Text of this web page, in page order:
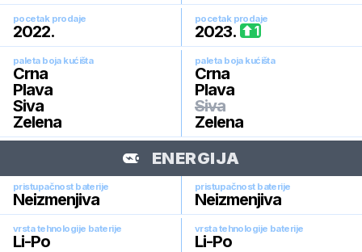
pocetak prodaje
2022.
pocetak prodaje
2023. 1
paleta boja kućišta
Crna
Plava
Siva
Zelena
paleta boja kućišta
Crna
Plava
Siva
Zelena
ENERGIJA
pristupačnost baterije
Neizmenjiva
pristupačnost baterije
Neizmenjiva
vrsta tehnologije baterije
Li-Po
vrsta tehnologije baterije
Li-Po